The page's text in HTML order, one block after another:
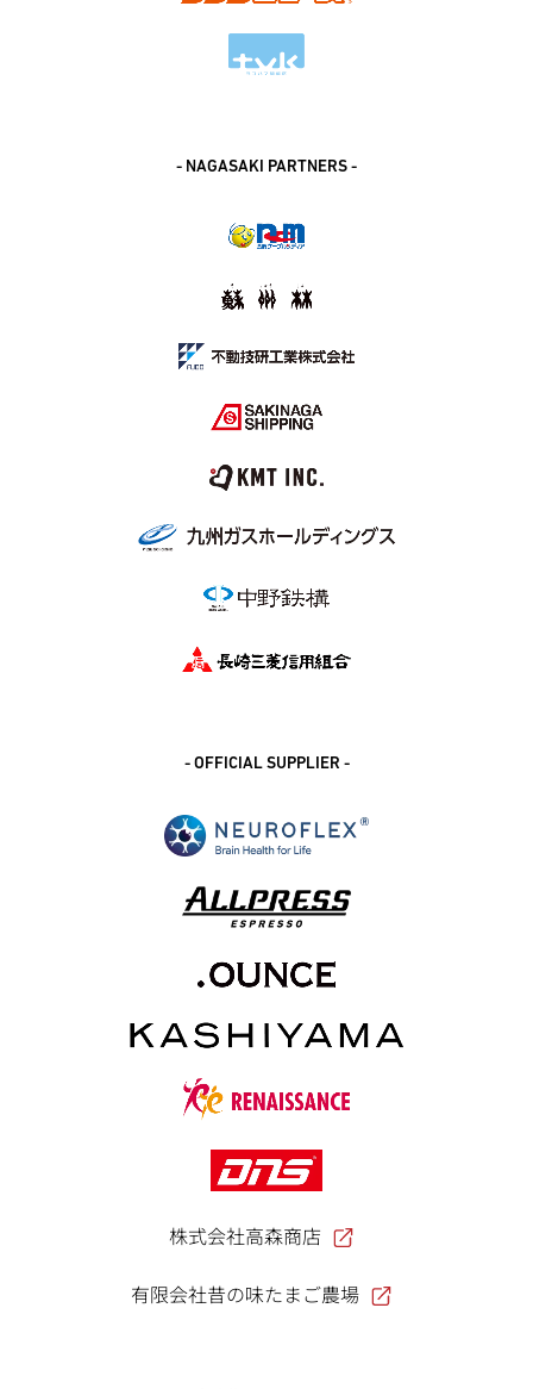
- NAGASAKI PARTNERS -
- OFFICIAL SUPPLIER -
株式会社高森商店
有限会社昔の味たまご農場